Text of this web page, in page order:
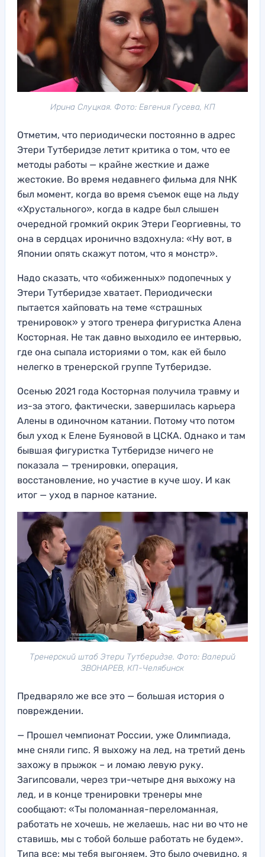
Ирина Слуцкая. Фото: Евгения Гусева, КП
Отметим, что периодически постоянно в адрес
Этери Тутберидзе летит критика о том, что ее
методы работы — крайне жесткие и даже
жестокие. Во время недавнего фильма для NHK
был момент, когда во время съемок еще на льду
«Хрустального», когда в кадре был слышен
очередной громкий окрик Этери Георгиевны, то
она в сердцах иронично вздохнула: «Ну вот, в
Японии опять скажут потом, что я монстр».
Надо сказать, что «обиженных» подопечных у
Этери Тутберидзе хватает. Периодически
пытается хайповать на теме «страшных
тренировок» у этого тренера фигуристка Алена
Косторная. Не так давно выходило ее интервью,
где она сыпала историями о том, как ей было
нелегко в тренерской группе Тутберидзе.
Осенью 2021 года Косторная получила травму и
из-за этого, фактически, завершилась карьера
Алены в одиночном катании. Потому что потом
был уход к Елене Буяновой в ЦСКА. Однако и там
бывшая фигуристка Тутберидзе ничего не
показала — тренировки, операция,
восстановление, но участие в куче шоу. И как
итог — уход в парное катание.
Тренерский штаб Этери Тутберидзе. Фото: Валерий
ЗВОНАРЕВ, КП-Челябинск
Предваряло же все это — большая история о
повреждении.
— Прошел чемпионат России, уже Олимпиада,
мне сняли гипс. Я выхожу на лед, на третий день
захожу в прыжок – и ломаю левую руку.
Загипсовали, через три-четыре дня выхожу на
лед, и в конце тренировки тренеры мне
сообщают: «Ты поломанная-переломанная,
работать не хочешь, не желаешь, нас ни во что не
ставишь, мы с тобой больше работать не будем».
Типа все: мы тебя выгоняем. Это было очевидно, я